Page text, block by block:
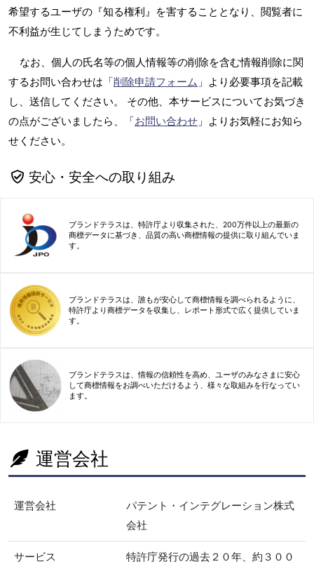
希望するユーザの『知る権利』を害することとなり、閲覧者に
不利益が生じてしまうためです。
なお、個人の氏名等の個人情報等の削除を含む情報削除に関
するお問い合わせは「削除申請フォーム 」より必要事項を記載
し、送信してください。 その他、本サービスについてお気づき
の点がございましたら、「お問い合わせ 」よりお気軽にお知ら
せください。
安心・安全への取り組み
ブランドテラスは、特許庁より収集された、200万件以上の最新の
商標データに基づき、品質の高い商標情報の提供に取り組んでいま
す。
ブランドテラスは、誰もが安心して商標情報を調べられるように、
特許庁より商標データを収集し、レポート形式で広く提供していま
す。
ブランドテラスは、情報の信頼性を高め、ユーザのみなさまに安心
して商標情報をお調べいただけるよう、様々な取組みを行なってい
ます。
運営会社
運営会社
パテント・インテグレーション株式
会社
サービス
特許庁発行の過去２０年、約３００